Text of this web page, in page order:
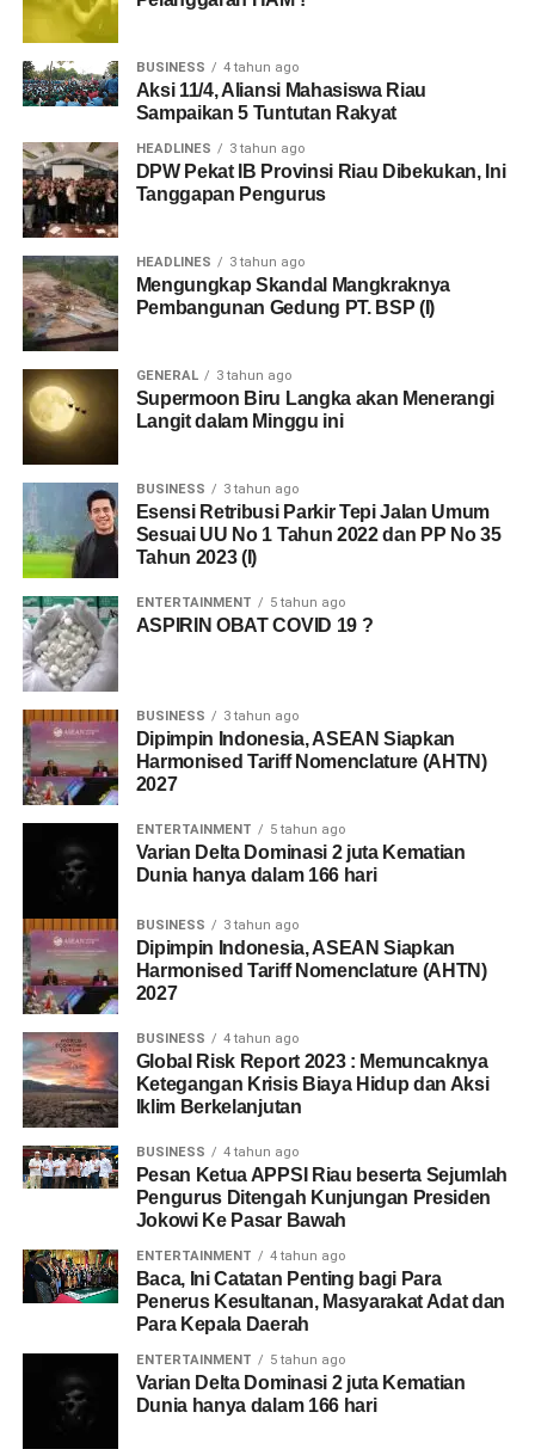
BUSINESS 4 tahun ago
Aksi 11/4, Aliansi Mahasiswa Riau
Sampaikan 5 Tuntutan Rakyat
HEADLINES 3 tahun ago
DPW Pekat IB Provinsi Riau Dibekukan, Ini
Tanggapan Pengurus
HEADLINES 3 tahun ago
Mengungkap Skandal Mangkraknya
Pembangunan Gedung PT. BSP (I)
GENERAL 3 tahun ago
Supermoon Biru Langka akan Menerangi
Langit dalam Minggu ini
BUSINESS 3 tahun ago
Esensi Retribusi Parkir Tepi Jalan Umum
Sesuai UU No 1 Tahun 2022 dan PP No 35
Tahun 2023 (I)
ENTERTAINMENT 5 tahun ago
ASPIRIN OBAT COVID 19 ?
BUSINESS 3 tahun ago
Dipimpin Indonesia, ASEAN Siapkan
Harmonised Tariff Nomenclature (AHTN)
2027
ENTERTAINMENT 5 tahun ago
Varian Delta Dominasi 2 juta Kematian
Dunia hanya dalam 166 hari
BUSINESS 3 tahun ago
Dipimpin Indonesia, ASEAN Siapkan
Harmonised Tariff Nomenclature (AHTN)
2027
BUSINESS 4 tahun ago
Global Risk Report 2023 : Memuncaknya
Ketegangan Krisis Biaya Hidup dan Aksi
Iklim Berkelanjutan
BUSINESS 4 tahun ago
Pesan Ketua APPSI Riau beserta Sejumlah
Pengurus Ditengah Kunjungan Presiden
Jokowi Ke Pasar Bawah
ENTERTAINMENT 4 tahun ago
Baca, Ini Catatan Penting bagi Para
Penerus Kesultanan, Masyarakat Adat dan
Para Kepala Daerah
ENTERTAINMENT 5 tahun ago
Varian Delta Dominasi 2 juta Kematian
Dunia hanya dalam 166 hari